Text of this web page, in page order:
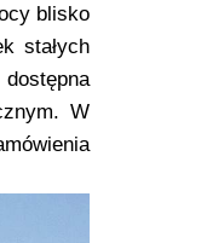
blisko
stałych
W